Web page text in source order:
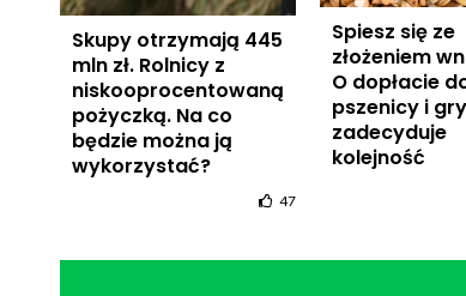
Skupy otrzymają 445
mln zł. Rolnicy z
niskooprocentowaną
pożyczką. Na co
będzie można ją
wykorzystać?
47
Spiesz się ze
złożeniem
O dopłacie
pszenicy i
zadecyduje
kolejność